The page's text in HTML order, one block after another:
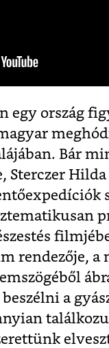
egy ország
Bár
Sterczer
rendezője, a
a